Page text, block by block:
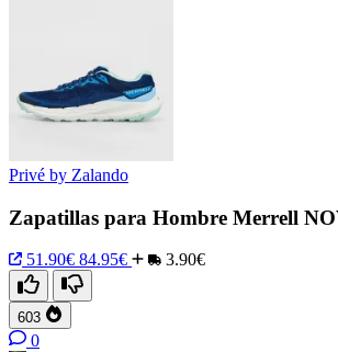
Privé by Zalando
Zapatillas para Hombre Merrell
51.90€ 84.95€ 3.90€
603
0